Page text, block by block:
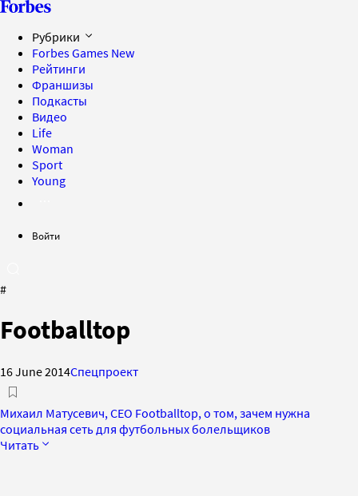
Рубрики
Forbes Games New
Рейтинги
Франшизы
Подкасты
Видео
Life
Woman
Sport
Young
Войти
#
Footballtop
16 June 2014Спецпроект
Михаил Матусевич, CEO Footballtop, о том, зачем нужна
социальная сеть для футбольных болельщиков
Читать